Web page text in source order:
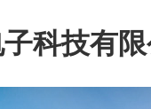
科技有